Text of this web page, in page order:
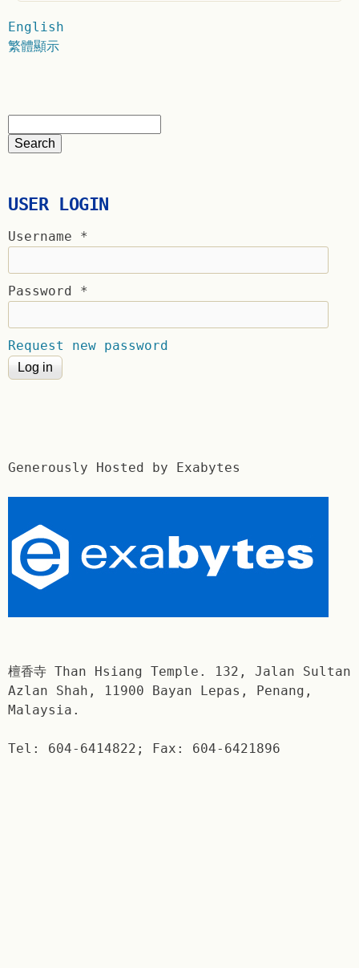
English
繁體顯示
USER LOGIN
Username *
Password *
Request new password
Generously Hosted by Exabytes
檀香寺 Than Hsiang Temple. 132, Jalan Sultan
Azlan Shah, 11900 Bayan Lepas, Penang,
Malaysia.
Tel: 604-6414822; Fax: 604-6421896